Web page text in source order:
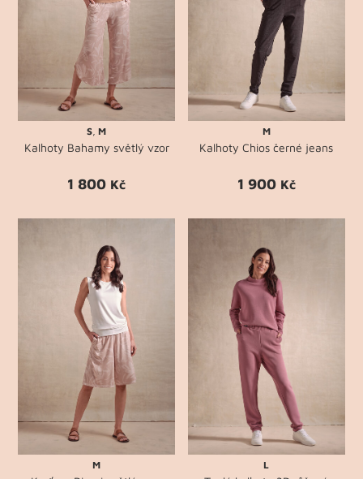
S ,M
Kalhoty Bahamy světlý vzor
1 800 Kč
M
Kalhoty Chios černé jeans
1 900 Kč
M L